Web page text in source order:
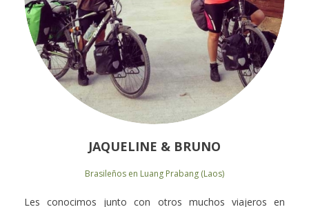
JAQUELINE & BRUNO
Brasileños en Luang Prabang (Laos)
Les conocimos junto con otros muchos viajeros en